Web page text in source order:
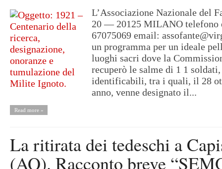
L’Associazione Nazionale del
20 — 20125 MILANO telefono
67075069 email:
un programma per un ideale
luoghi sacri dove la
recuperò le salme di 1 1
identificabili, tra i quali, il 28
anno, venne designato il...
Read more »
La ritirata dei tedeschi a
(AQ). Racconto breve